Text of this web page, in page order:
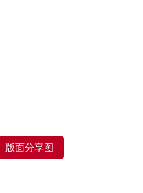
版面分享图